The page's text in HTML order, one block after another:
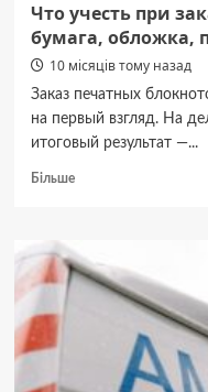
Что учесть при
бумага, обложка,
10 місяців тому назад
Заказ печатных
на первый взгляд. На
итоговый результат —...
БільшеДокладніше
при
заказе
печати
обложка,
переплёт